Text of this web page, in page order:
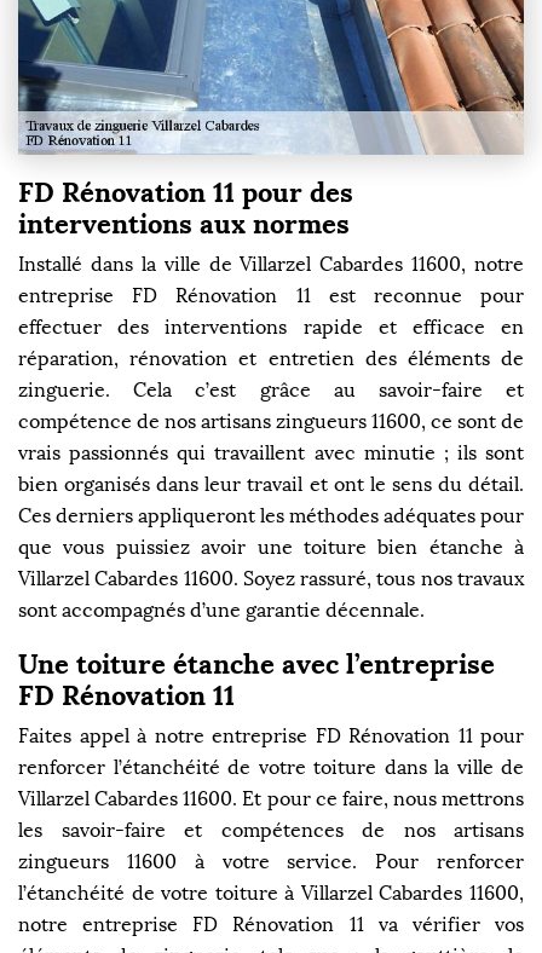
FD Rénovation 11 pour des
interventions aux normes
Installé dans la ville de Villarzel Cabardes 11600, notre
entreprise FD Rénovation 11 est reconnue pour
effectuer des interventions rapide et efficace en
réparation, rénovation et entretien des éléments de
zinguerie. Cela c’est grâce au savoir-faire et
compétence de nos artisans zingueurs 11600, ce sont de
vrais passionnés qui travaillent avec minutie ; ils sont
bien organisés dans leur travail et ont le sens du détail.
Ces derniers appliqueront les méthodes adéquates pour
que vous puissiez avoir une toiture bien étanche à
Villarzel Cabardes 11600. Soyez rassuré, tous nos travaux
sont accompagnés d’une garantie décennale.
Une toiture étanche avec l’entreprise
FD Rénovation 11
Faites appel à notre entreprise FD Rénovation 11 pour
renforcer l’étanchéité de votre toiture dans la ville de
Villarzel Cabardes 11600. Et pour ce faire, nous mettrons
les savoir-faire et compétences de nos artisans
zingueurs 11600 à votre service. Pour renforcer
l’étanchéité de votre toiture à Villarzel Cabardes 11600,
notre entreprise FD Rénovation 11 va vérifier vos